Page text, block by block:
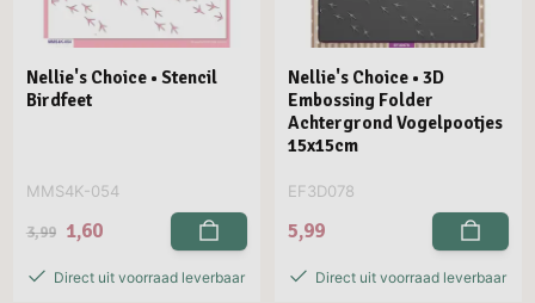
Nellie's Choice • Stencil
Birdfeet
MMS4K-054
3,99 1,60
Direct uit voorraad leverbaar
Nellie's Choice • 3D
Embossing Folder
Achtergrond Vogelpootjes
15x15cm
EF3D078
5,99
Direct uit voorraad leverbaar